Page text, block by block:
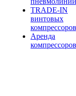
TRADE-IN
винтовых
компрессоров
Аренда
компрессоров